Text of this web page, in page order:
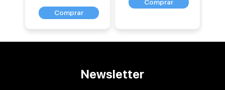
Newsletter